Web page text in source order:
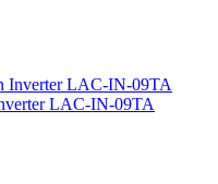
LAC-IN-09TA